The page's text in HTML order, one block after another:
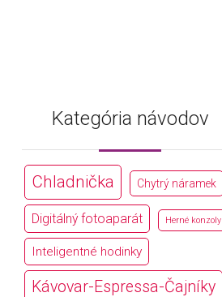
Kategória návodov
Chladnička Chytrý náramek
Digitálný fotoaparát Herné konzoly
Inteligentné hodinky
Kávovar-Espressa-Čajníky